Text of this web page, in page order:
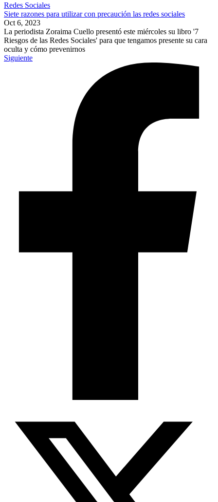
Redes Sociales
Siete razones para utilizar con precaución las redes sociales
Oct 6, 2023
La periodista Zoraima Cuello presentó este miércoles su libro '7
Riesgos de las Redes Sociales' para que tengamos presente su cara
oculta y cómo prevenirnos
Siguiente